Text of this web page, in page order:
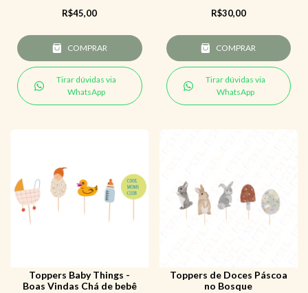
R$45,00
COMPRAR
Tirar dúvidas via
WhatsApp
R$30,00
COMPRAR
Tirar dúvidas via
WhatsApp
Toppers Baby Things -
Boas Vindas Chá de bebê
Toppers de Doces Páscoa
no Bosque